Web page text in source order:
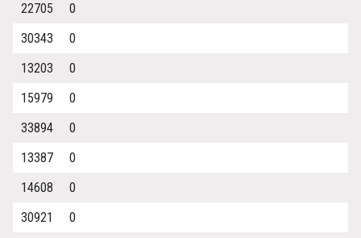
22705
0
30343
0
13203
0
15979
0
33894
0
13387
0
14608
0
30921
0